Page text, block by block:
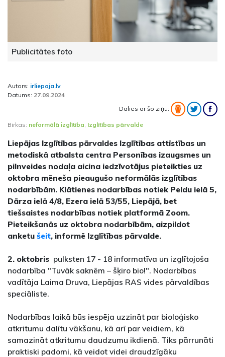
Publicitātes foto
Autors: irliepaja.lv
Datums: 27.09.2024
Dalies ar šo ziņu:
Birkas: neformālā izglītība Izglītības pārvalde
Liepājas Izglītības pārvaldes Izglītības attīstības un
metodiskā atbalsta centra Personības izaugsmes un
pilnveides nodaļa aicina iedzīvotājus pieteikties uz
oktobra mēneša pieaugušo neformālās izglītības
nodarbībām. Klātienes nodarbības notiek Peldu ielā 5,
Dārza ielā 4/8, Ezera ielā 53/55, Liepājā, bet
tiešsaistes nodarbības notiek platformā Zoom.
Pieteikšanās uz oktobra nodarbībām, aizpildot
anketu šeit, informē Izglītības pārvalde.
2. oktobris pulksten 17 - 18 informatīva un izglītojoša
nodarbība "Tuvāk saknēm – šķiro bio!". Nodarbības
vadītāja Laima Druva, Liepājas RAS vides pārvaldības
speciāliste.
Nodarbības laikā būs iespēja uzzināt par bioloģisko
atkritumu dalītu vākšanu, kā arī par veidiem, kā
samazināt atkritumu daudzumu ikdienā. Tiks pārrunāti
praktiski padomi, kā veidot videi draudzīgāku